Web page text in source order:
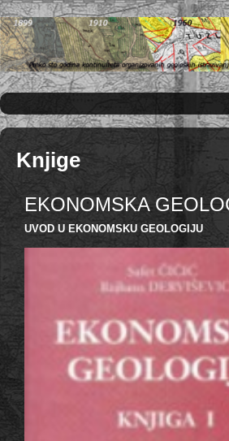
Knjige
EKONOMSKA
UVOD U EKONOMSKU GEOLOGIJU